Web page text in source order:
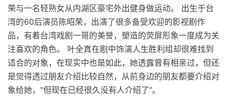
荣与一名轻熟女从内湖区豪宅外出健身做运动。 出生于台
湾的60后演员陈昭荣，出演了很多备受欢迎的影视剧作
品，有着台湾戏剧一哥的美誉，塑造的荧屏形象一度成为关
注喜欢的角色。 叶全真在剧中饰演人生胜利组却很难找到
适合的对象，在现实中也是如此，她透露曾有相亲过，但还
是觉得透过朋友介绍比较自然，从前身边的朋友都要介绍对
象给她，“但现在已经很久没有人介绍了”。